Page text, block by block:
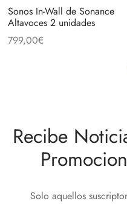
Sonos In-Wall de Sonance
Altavoces 2 unidades
799,00€
Recibe
Solo aquellos